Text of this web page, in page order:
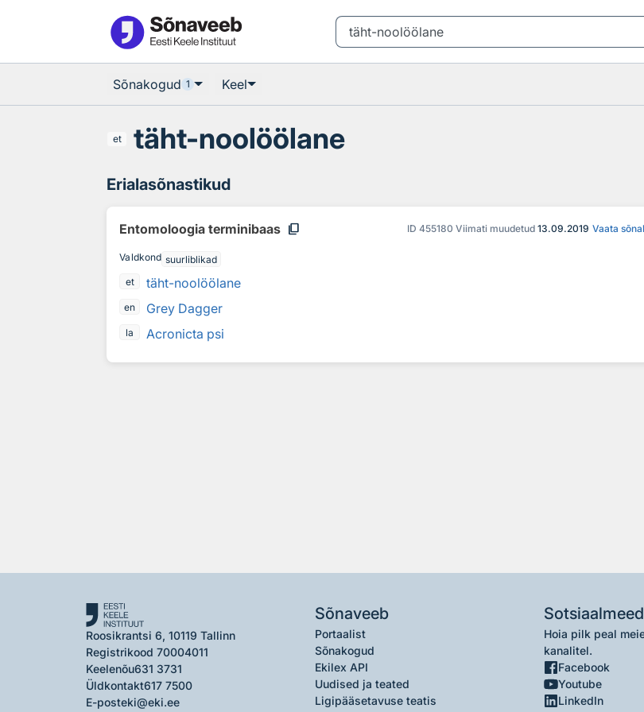
Sõnakogud 1 Keel
et täht-noolöölane
Erialasõnastikud
Entomoloogia terminibaas content_copy ID 455180 Viimati muudetud 13.09.2019 Vaata
Valdkond suurliblikad
et
täht-noolöölane
en Grey Dagger
la Acronicta psi
Roosikrantsi 6, 10119 Tallinn
Registrikood 70004011
Keelenõu631 3731
Üldkontakt617 7500
E-posteki@eki.ee
Sõnaveeb
Portaalist
Sõnakogud
Ekilex API
Uudised ja teated
Ligipääsetavuse teatis
Hoia pilk peal
kanalitel.
Facebook
Youtube
LinkedIn